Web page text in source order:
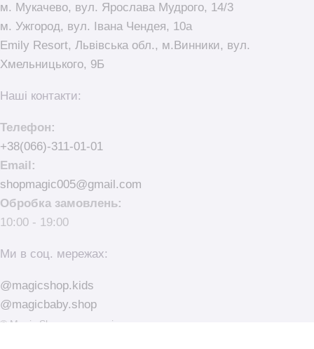
м. Мукачево, вул. Ярослава Мудрого, 14/3
м. Ужгород, вул. Івана Чендея, 10а
Emily Resort, Львівська обл., м.Винники, вул.
Хмельницького, 9Б
Наші контакти:
Телефон:
+38(066)-311-01-01
Email:
shopmagic005@gmail.com
Обробка замовлень:
10:00 - 19:00
Ми в соц. мережах:
@magicshop.kids
@magicbaby.shop
© Magic Shop - магазин іграшок та товари для немовлят.